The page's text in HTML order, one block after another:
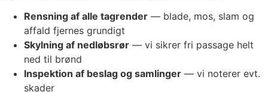
Rensning af alle tagrender — blade, mos, slam og
affald fjernes grundigt
Skylning af nedløbsrør — vi sikrer fri passage helt
ned til brønd
Inspektion af beslag og samlinger — vi noterer evt.
skader